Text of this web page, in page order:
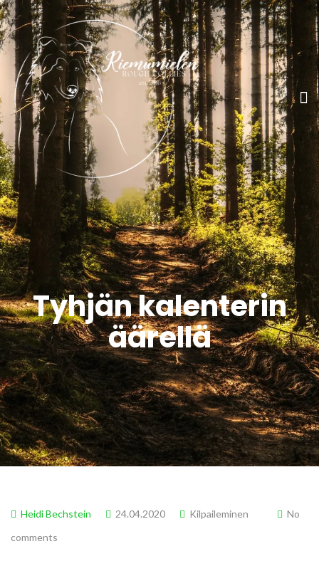
Tyhjän kalenterin
äärellä
Heidi Bechstein 24.04.2020 Kilpaileminen
No
comments